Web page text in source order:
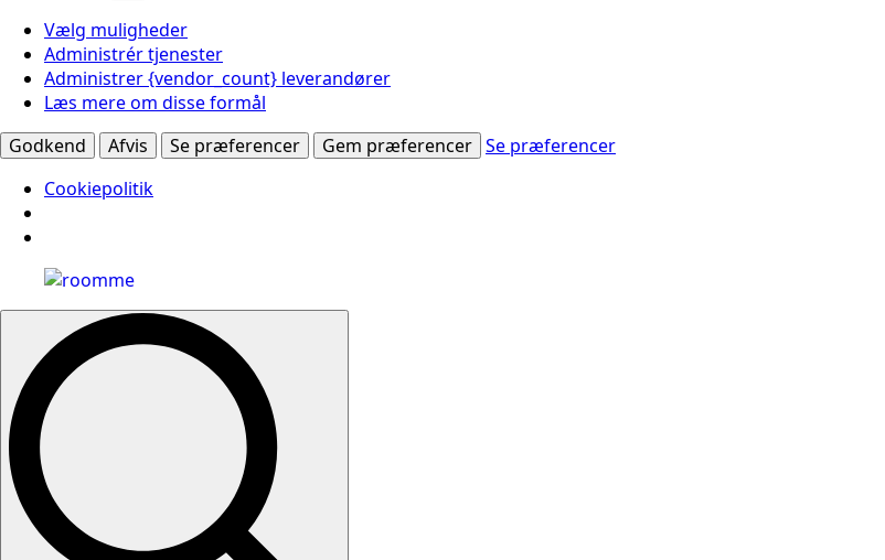
Vælg muligheder
Administrér tjenester
Administrer {vendor_count} leverandører
Læs mere om disse formål
Godkend
Afvis Se præferencer Gem præferencer Se præferencer
Cookiepolitik